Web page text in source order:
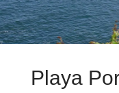
Playa